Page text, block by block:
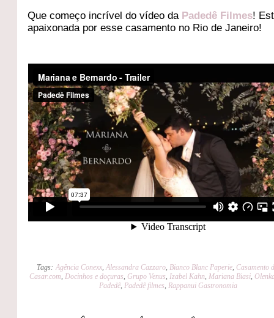
Que começo incrível do vídeo da Padedê Filmes!
apaixonada por esse casamento no Rio de Janeiro!
Tags: Agência Conexx,Alessandra Cazzaro,Bianco Blanc Paperie, Casamento
Casar.com,Docinhos e doçuras, Grupo Venus,Izabel Kahn,Mariana Biasi,
Padedê, Padedê filmes, Rappanui Gastronomia